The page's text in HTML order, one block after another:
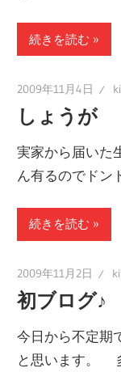
続きを読む
2009年11月4日
しょうが
実家から届いた
ん有るのでドン
続きを読む
2009年11月2日
初ブログ♪
今日から不定期
と思います。